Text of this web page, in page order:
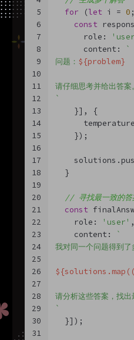
5
6
7
8
9
10
11
12
13
14
15
16
17
18
19
20
21
22
23
24
25
26
27
28
29
30
31
for (let i = 0
const
      role:
      content:
`
问题： ${problem}
请仔细思考并给出答案
`
    }], {
    });
  }
// 寻找最一致的答
const
    role:
'user' ,
    content:
`
我对同一个问题得到了
请分析这些答案，找出
`
  }]);